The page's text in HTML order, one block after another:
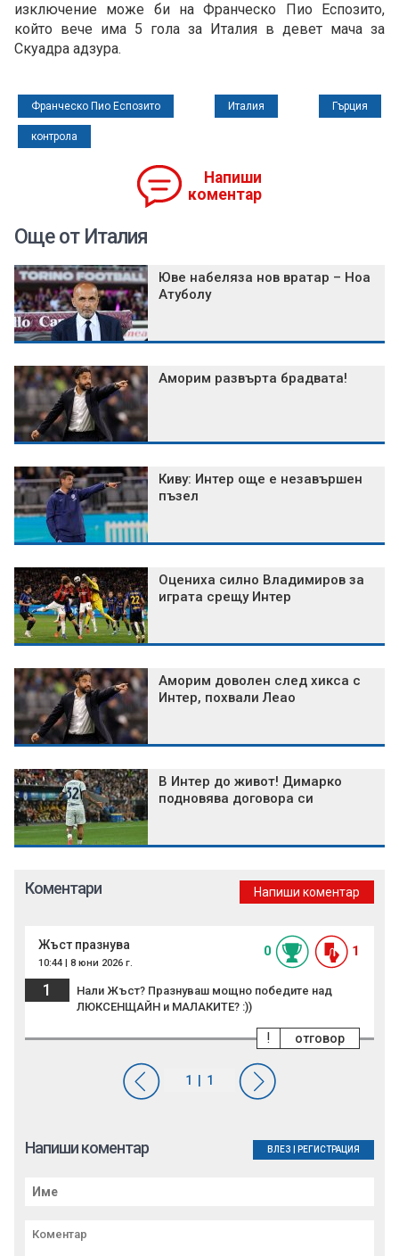
изключение може би на Франческо Пио Еспозито,
който вече има 5 гола за Италия в девет мача за
Скуадра адзура.
Франческо Пио Еспозито Италия Гърция
контрола
Напиши
коментар
Още от Италия
Юве набеляза нов вратар – Ноа
Атуболу
Аморим развърта брадвата!
Киву: Интер още е незавършен
пъзел
Оцениха силно Владимиров за
играта срещу Интер
Аморим доволен след хикса с
Интер, похвали Леао
В Интер до живот! Димарко
подновява договора си
Коментари Напиши коментар
Жъст празнува
10:44 | 8 юни 2026 г.
0 1
1
Нали Жъст? Празнуваш мощно победите над
ЛЮКСЕНЩАЙН и МАЛАКИТЕ? :))
отговор
!
Напиши коментар ВЛЕЗ РЕГИСТРАЦИЯ